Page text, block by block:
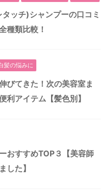
ッチ)シャンプーの口コミ
種類比較！
髪の悩みに
びてきた！次の美容室ま
利アイテム【髪色別】
おすすめTOP３【美容師
した】